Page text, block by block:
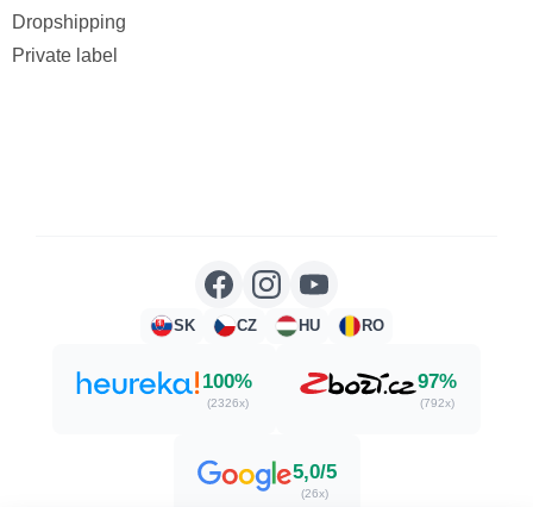
Dropshipping
Private label
SK CZ HU RO
100%
(2326x)
97%
(792x)
5,0/5
(26x)